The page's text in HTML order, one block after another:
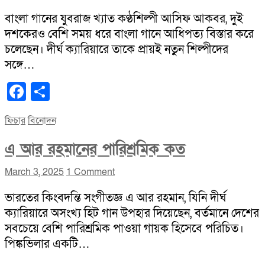
বাংলা গানের যুবরাজ খ্যাত কণ্ঠশিল্পী আসিফ আকবর, দুই
দশকেরও বেশি সময় ধরে বাংলা গানে আধিপত্য বিস্তার করে
চলেছেন। দীর্ঘ ক্যারিয়ারে তাকে প্রায়ই নতুন শিল্পীদের
সঙ্গে…
Facebook
ফিচারবিনোদন
এ আর রহমানের পারিশ্রমিক কত
March 3, 2025 1 Comment
ভারতের কিংবদন্তি সংগীতজ্ঞ এ আর রহমান, যিনি দীর্ঘ
ক্যারিয়ারে অসংখ্য হিট গান উপহার দিয়েছেন, বর্তমানে দেশের
সবচেয়ে বেশি পারিশ্রমিক পাওয়া গায়ক হিসেবে পরিচিত।
পিঙ্কভিলার একটি…